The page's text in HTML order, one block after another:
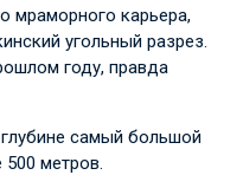
мраморного карьера,
угольный разрез.
году, правда
самый большой
метров.